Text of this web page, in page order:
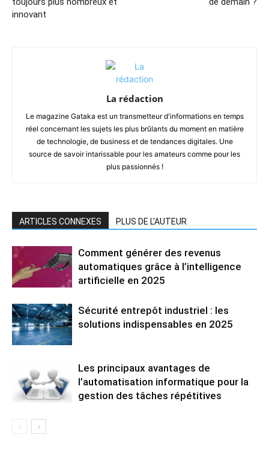
innovant
La rédaction
Le magazine Gataka est un transmetteur d'informations en temps
réel concernant les sujets les plus brûlants du moment en matière
de technologie, de business et de tendances digitales. Une
source de savoir intarissable pour les amateurs comme pour les
plus passionnés !
ARTICLES CONNEXES PLUS DE L'AUTEUR
Comment générer des revenus
automatiques grâce à l’intelligence
artificielle en 2025
Sécurité entrepôt industriel : les
solutions indispensables en 2025
Les principaux avantages de
l’automatisation informatique pour la
gestion des tâches répétitives